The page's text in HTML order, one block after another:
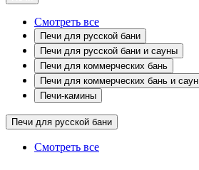
Смотреть все
Печи для русской бани
Печи для русской бани и сауны
Печи для коммерческих бань
Печи для коммерческих бань и саун
Печи-камины
Печи для русской бани
Смотреть все